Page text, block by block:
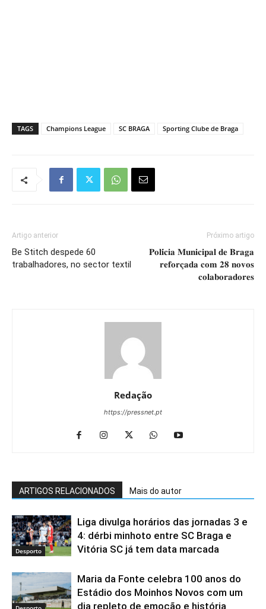
TAGS Champions League SC BRAGA Sporting Clube de Braga
Artigo anterior
Be Stitch despede 60
trabalhadores, no sector textil
Próximo artigo
𝐏𝐨𝐥𝐢́𝐜𝐢𝐚 𝐌𝐮𝐧𝐢𝐜𝐢𝐩𝐚𝐥 𝐝𝐞 𝐁𝐫𝐚𝐠𝐚
𝐫𝐞𝐟𝐨𝐫𝐜̧𝐚𝐝𝐚 𝐜𝐨𝐦 𝟐𝟖 𝐧𝐨𝐯𝐨𝐬
𝐜𝐨𝐥𝐚𝐛𝐨𝐫𝐚𝐝𝐨𝐫𝐞𝐬
Redação
https://pressnet.pt
ARTIGOS RELACIONADOS Mais do autor
Desporto
Liga divulga horários das jornadas 3 e
4: dérbi minhoto entre SC Braga e
Vitória SC já tem data marcada
Maria da Fonte celebra 100 anos do
Estádio dos Moinhos Novos com um
dia repleto de emoção e história